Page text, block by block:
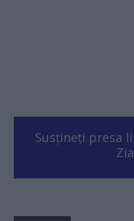
Susțineți presa